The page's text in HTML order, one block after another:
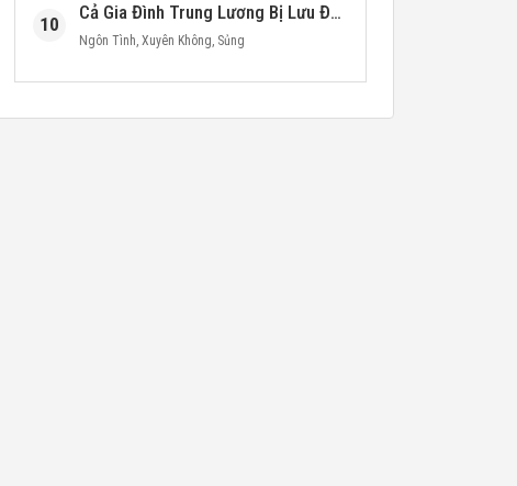
10
Cả Gia Đình Trung Lương Bị Lưu Đày, Ta Mang Không Gian Cứu Cả Nhà
Ngôn Tình, Xuyên Không, Sủng